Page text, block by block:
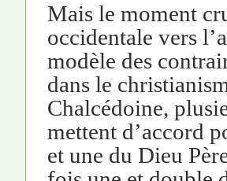
Mais le moment
occidentale vers
modèle des
dans le
Chalcédoine,
mettent d’accord
et une du Dieu